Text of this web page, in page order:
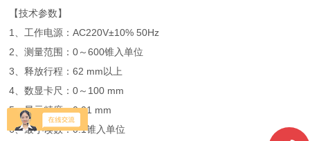
【技术参数】
1、工作电源：AC220V±10% 50Hz
2、测量范围：0～600锥入单位
3、释放行程：62 mm以上
4、数显卡尺：0～100 mm
5、显示精度：0.01 mm
6、最小读数：0.1锥入单位